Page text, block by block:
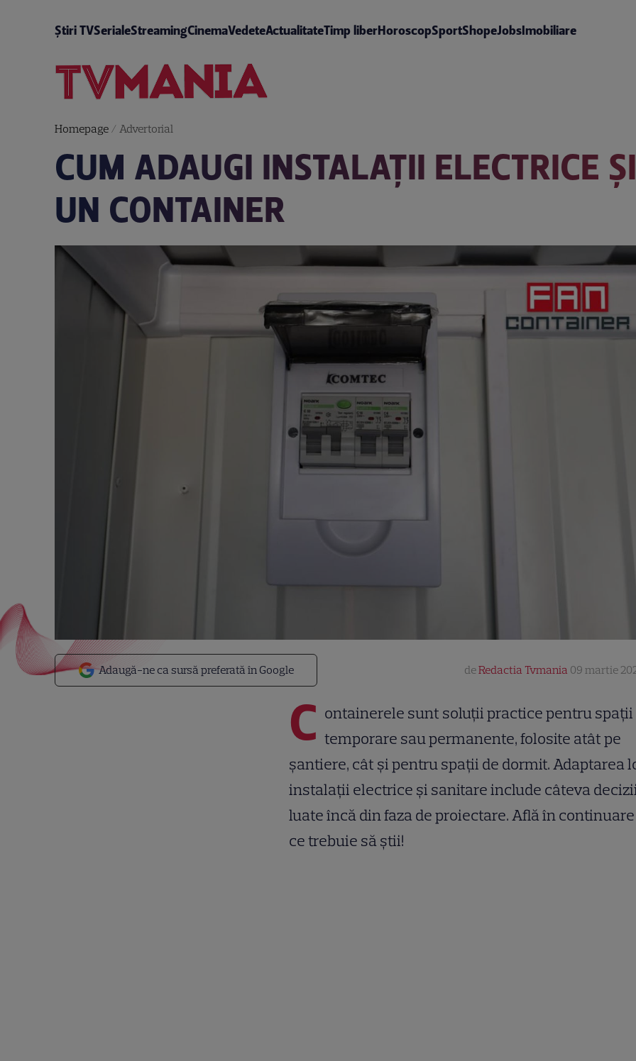
Știri TVSerialeStreamingCinemaVedeteActualitateTimp liberHoroscopSportShopeJobsImobiliare
Homepage/ Advertorial
CUM ADAUGI INSTALAȚII ELECTRICE
UN CONTAINER
Adaugă-ne ca sursă preferată în Google deRedactia Tvmania 09 martie
C ontainerele sunt soluții practice pentru spații
temporare sau permanente, folosite atât pe
șantiere, cât și pentru spații de dormit. Adaptarea
instalații electrice și sanitare include câteva
luate încă din faza de proiectare. Află în
ce trebuie să știi!